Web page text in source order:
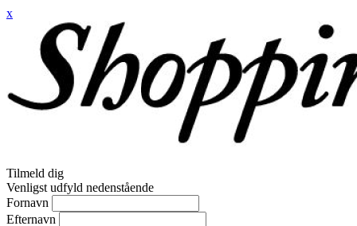
x
Tilmeld dig
Venligst udfyld nedenstående
Fornavn
Efternavn